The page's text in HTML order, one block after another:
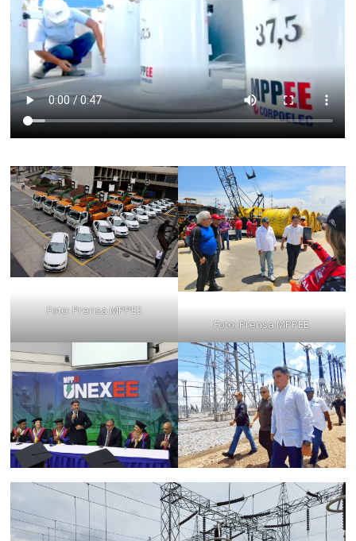
Foto: Prensa MPPEE
Foto: Prensa MPPEE